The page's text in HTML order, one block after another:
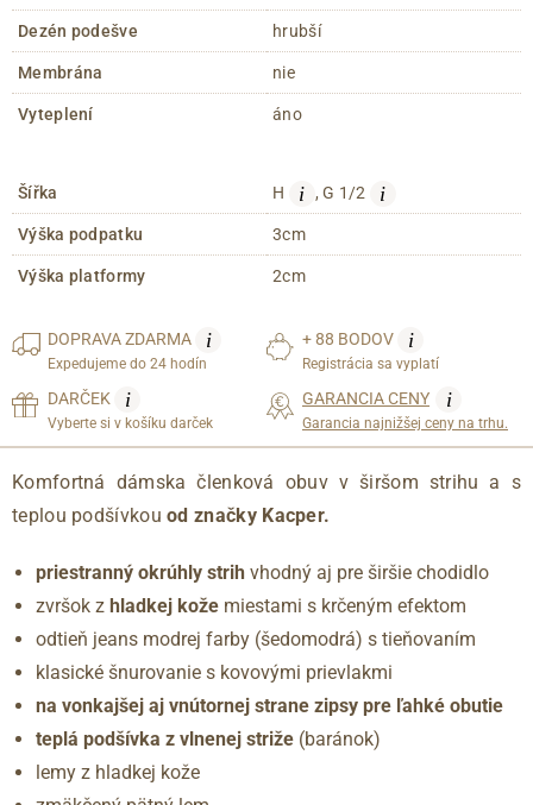
Dezén podešve hrubší
Membrána nie
Vyteplení áno
Šířka H i , G 1/2 i
Výška podpatku 3cm
Výška platformy 2cm
DOPRAVAZDARMA i
Expedujeme do 24 hodín
+ 88 BODOV i
Registrácia sa vyplatí
DARČEK i
Vyberte si v košíku darček
GARANCIA CENY i
Garancia najnižšej ceny na trhu.
Komfortná dámska členková obuv v širšom strihu a s
teplou podšívkouod značky Kacper.
priestranný okrúhly strih vhodný aj pre širšie chodidlo
zvršok z hladkej kože miestami s krčeným efektom
odtieň jeans modrej farby (šedomodrá) s tieňovaním
klasické šnurovanie s kovovými prievlakmi
na vonkajšej aj vnútornej strane zipsy pre ľahké obutie
teplá podšívka z vlnenej striže (baránok)
lemy z hladkej kože